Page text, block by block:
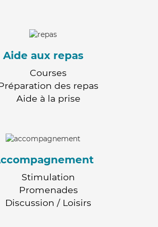
Aide aux repas
Courses
des repas
Aide à la prise
Stimulation
Promenades
Discussion / Loisirs